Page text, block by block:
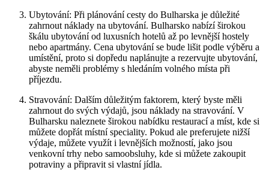
Ubytování: Při plánování cesty do Bulharska je důležité
zahrnout náklady na ubytování. Bulharsko nabízí širokou
škálu ubytování od luxusních hotelů až po levnější hostely
nebo apartmány. Cena ubytování se bude lišit podle výběru a
umístění, proto si dopředu naplánujte a rezervujte ubytování,
abyste neměli problémy s hledáním volného místa při
příjezdu.
Stravování: Dalším důležitým faktorem, který byste měli
zahrnout do svých výdajů, jsou náklady na stravování. V
Bulharsku naleznete širokou nabídku restaurací a míst, kde si
můžete dopřát místní speciality. Pokud ale preferujete nižší
výdaje, můžete využít i levnějších možností, jako jsou
venkovní trhy nebo samoobsluhy, kde si můžete zakoupit
potraviny a připravit si vlastní jídla.